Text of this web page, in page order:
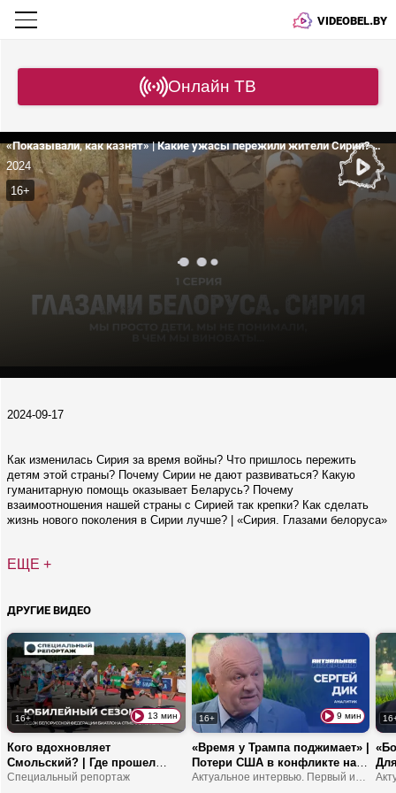
VIDEOBEL.BY
Онлайн ТВ
«Показывали, как казнят» | Какие ужасы пережили жители Сирии? | Почему сирийские дети хотят возвращаться в Беларусь?
2024
16+
2024-09-17
Как изменилась Сирия за время войны? Что пришлось пережить
детям этой страны? Почему Сирии не дают развиваться? Какую
гуманитарную помощь оказывает Беларусь? Почему
взаимоотношения нашей страны с Сирией так крепки? Как сделать
жизнь нового поколения в Сирии лучше? | «Сирия. Глазами белоруса»
ЕЩЕ +
ДРУГИЕ ВИДЕО
16+ 13 мин
Кого вдохновляет
Смольский? | Где прошел
Кубок БФБ? | Что эти
Специальный репортаж
16+ 9 мин
«Время у Трампа поджимает» |
Потери США в конфликте на
Ближнем Востоке | Европа
от